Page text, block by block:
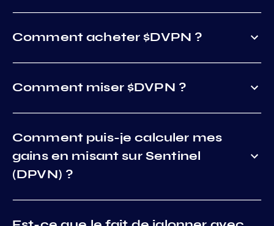
Comment acheter $DVPN ?
Comment miser $DVPN ?
Comment puis-je calculer mes
gains en misant sur Sentinel
(DPVN) ?